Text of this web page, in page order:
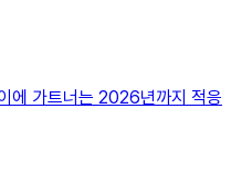
에 가트너는 2026년까지 적응